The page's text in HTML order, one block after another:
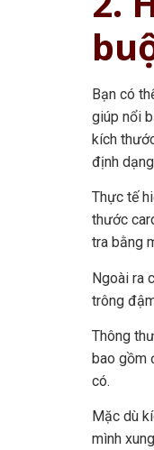
Bạn có
giúp nổi
kích
định
Thực tế
thước
tra bằng
Ngoài ra
trông
Thông
bao gồm
có.
Mặc dù
mình